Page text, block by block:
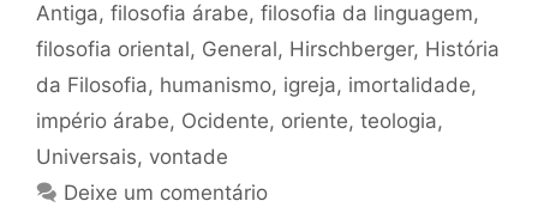
Antiga, filosofia árabe, filosofia da linguagem,
filosofia oriental, General, Hirschberger, História
da Filosofia, humanismo, igreja, imortalidade,
império árabe, Ocidente, oriente, teologia,
Universais, vontade
Deixe um comentário